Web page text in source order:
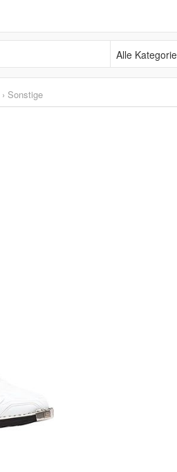
Alle Kategorien
› Sonstige